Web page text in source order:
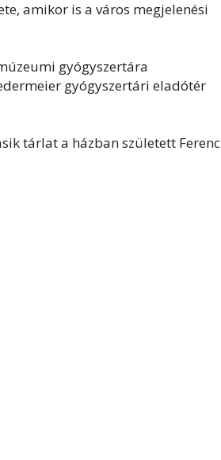
amikor is a város megjelenési
gyógyszertára
gyógyszertári eladótér
tárlat a házban született Ferenc